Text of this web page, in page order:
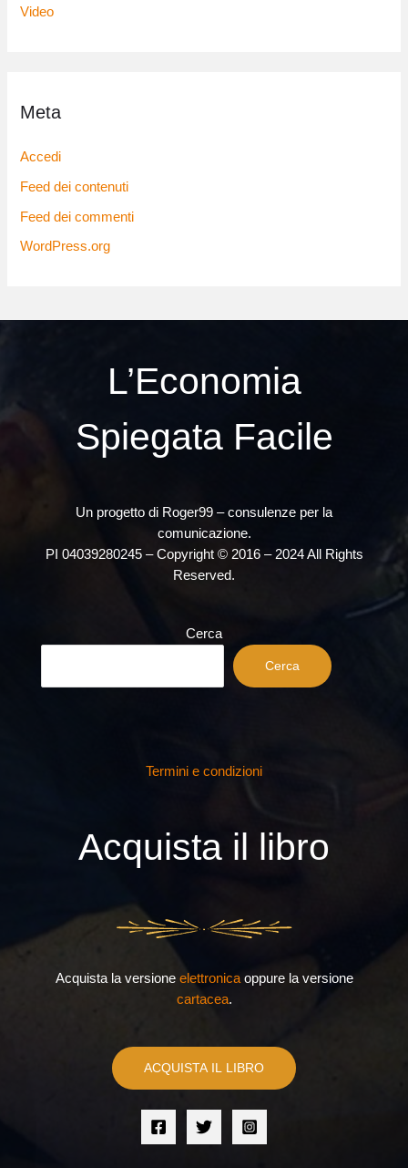
Video
Meta
Accedi
Feed dei contenuti
Feed dei commenti
WordPress.org
L’Economia
Spiegata Facile
Un progetto di Roger99 – consulenze per la
comunicazione.
PI 04039280245 – Copyright © 2016 – 2024 All Rights
Reserved.
Cerca
Cerca
Termini e condizioni
Acquista il libro
Acquista la versione elettronicaoppure la versione
cartacea.
ACQUISTA IL LIBRO